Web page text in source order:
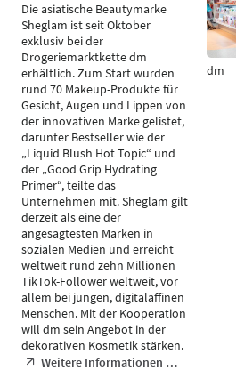
Die asiatische Beautymarke
Sheglam ist seit Oktober
exklusiv bei der
Drogeriemarktkette dm
erhältlich. Zum Start wurden
rund 70 Makeup-Produkte für
Gesicht, Augen und Lippen von
der innovativen Marke gelistet,
darunter Bestseller wie der
„Liquid Blush Hot Topic“ und
der „Good Grip Hydrating
Primer“, teilte das
Unternehmen mit. Sheglam gilt
derzeit als eine der
angesagtesten Marken in
sozialen Medien und erreicht
weltweit rund zehn Millionen
TikTok-Follower weltweit, vor
allem bei jungen, digitalaffinen
Menschen. Mit der Kooperation
will dm sein Angebot in der
dekorativen Kosmetik stärken.
Weitere Informationen …
dm